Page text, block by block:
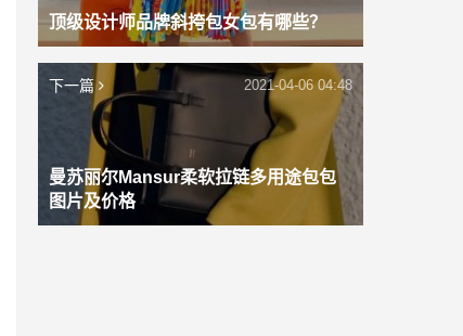
顶级设计师品牌斜挎包女包有哪些？
下一篇
曼苏丽尔Mansur柔软拉链多用途包包
图片及价格
2021-04-06 04:48